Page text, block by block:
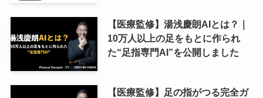
【医療監修】湯浅慶朗AIとは？｜
10万人以上の足をもとに作られ
た“足指専門AI”を公開しました
【医療監修】足の指がつる完全ガ